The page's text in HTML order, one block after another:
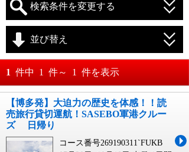
検索条件を変更する
月 日～
並び替え
おすすめ順
料金が安い順
料金が高い順
1 件中 1 件～ 1 件を表示
【博多発】大迫力の歴史を体感！！読
売旅行貸切運航！SASEBO軍港クルー
ズ 日帰り
コース番号269190311`FUKB